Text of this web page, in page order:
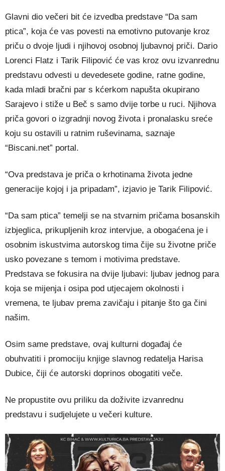
Glavni dio večeri bit će izvedba predstave “Da sam
ptica”, koja će vas povesti na emotivno putovanje kroz
priču o dvoje ljudi i njihovoj osobnoj ljubavnoj priči. Dario
Lorenci Flatz i Tarik Filipović će vas kroz ovu izvanrednu
predstavu odvesti u devedesete godine, ratne godine,
kada mladi bračni par s kćerkom napušta okupirano
Sarajevo i stiže u Beč s samo dvije torbe u ruci. Njihova
priča govori o izgradnji novog života i pronalasku sreće
koju su ostavili u ratnim ruševinama, saznaje
“Biscani.net” portal.
“Ova predstava je priča o krhotinama života jedne
generacije kojoj i ja pripadam”, izjavio je Tarik Filipović.
“Da sam ptica” temelji se na stvarnim pričama bosanskih
izbjeglica, prikupljenih kroz intervjue, a obogaćena je i
osobnim iskustvima autorskog tima čije su životne priče
usko povezane s temom i motivima predstave.
Predstava se fokusira na dvije ljubavi: ljubav jednog para
koja se mijenja i osipa pod utjecajem okolnosti i
vremena, te ljubav prema zavičaju i pitanje što ga čini
našim.
Osim same predstave, ovaj kulturni događaj će
obuhvatiti i promociju knjige slavnog redatelja Harisa
Dubice, čiji će autorski doprinos obogatiti veče.
Ne propustite ovu priliku da doživite izvanrednu
predstavu i sudjelujete u večeri kulture.